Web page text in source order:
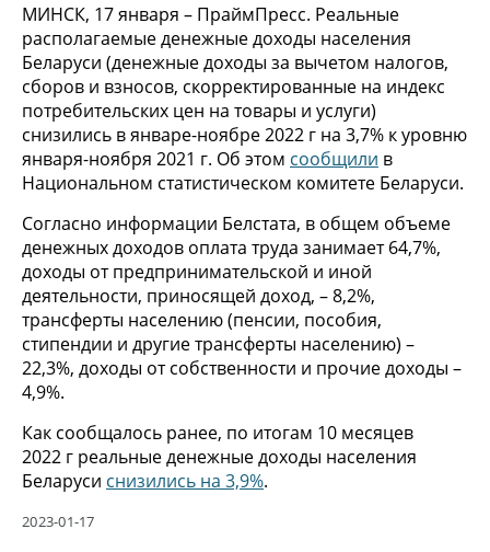
МИНСК, 17 января – ПраймПресс. Реальные
располагаемые денежные доходы населения
Беларуси (денежные доходы за вычетом налогов,
сборов и взносов, скорректированные на индекс
потребительских цен на товары и услуги)
снизились в январе-ноябре 2022 г на 3,7% к уровню
января-ноября 2021 г. Об этом сообщили в
Национальном статистическом комитете Беларуси.
Согласно информации Белстата, в общем объеме
денежных доходов оплата труда занимает 64,7%,
доходы от предпринимательской и иной
деятельности, приносящей доход, – 8,2%,
трансферты населению (пенсии, пособия,
стипендии и другие трансферты населению) –
22,3%, доходы от собственности и прочие доходы –
4,9%.
Как сообщалось ранее, по итогам 10 месяцев
2022 г реальные денежные доходы населения
Беларуси снизились на 3,9%.
2023-01-17